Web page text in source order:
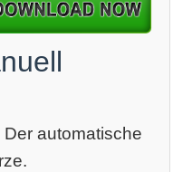
automatische